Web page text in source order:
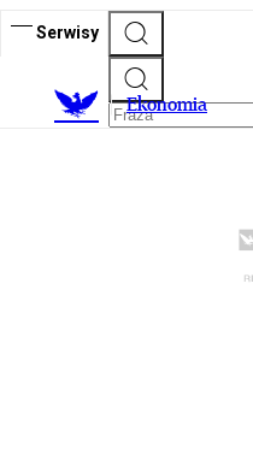
Serwisy
Ekonomia